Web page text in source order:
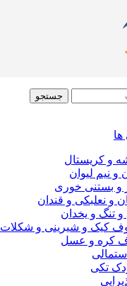
جستجو
و کریستال
و نیم لیوان
و بستنی خوری
و نعلبکی و قندان
و تنگ و یخدان
کیک و شیرینی و شکلات
کره و عسل
تکی